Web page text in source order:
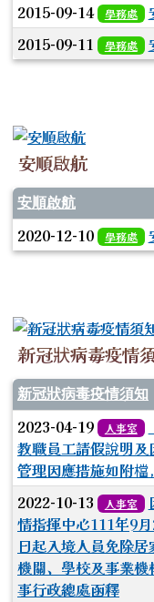
2015-09-14 學務處
2015-09-11 學務處
安順啟航
安順啟航
2020-12-10 學務處
新冠狀病毒疫情
新冠狀病毒疫情須知
2023-04-19 人事室
教職員工請假說明
管理因應措施如附檔
2022-10-13
人事室
情指揮中心111年9
日起入境人員免除
機關、學校及事業
事行政總處函釋